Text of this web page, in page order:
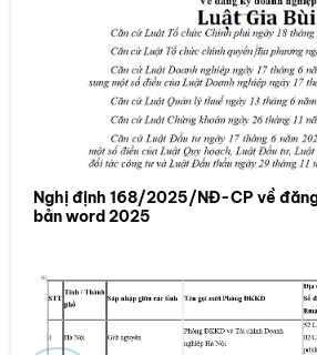
Nghị định 168/2025/NĐ-CP về
bản word 2025